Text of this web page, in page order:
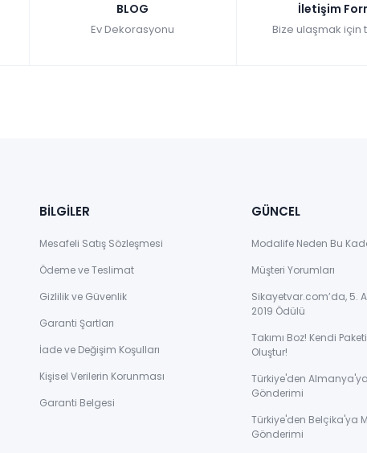
BLOG
Ev Dekorasyonu
İletişim
Bize ulaşmak için
BİLGİLER
Mesafeli Satış Sözleşmesi
Ödeme ve Teslimat
Gizlilik ve Güvenlik
Garanti Şartları
İade ve Değişim Koşulları
Kişisel Verilerin Korunması
Garanti Belgesi
GÜNCEL
Modalife Neden Bu
Müşteri Yorumları
Sikayetvar.com’da, 5.
2019 Ödülü
Takımı Boz! Kendi
Oluştur!
Türkiye'den
Gönderimi
Türkiye'den Belçika'ya
Gönderimi